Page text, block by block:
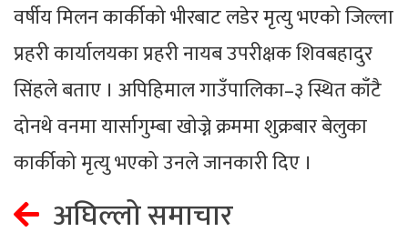
वर्षीय मिलन कार्कीको भीरबाट लडेर मृत्यु भएको जिल्ला
प्रहरी कार्यालयका प्रहरी नायब उपरीक्षक शिवबहादुर
सिंहले बताए । अपिहिमाल गाउँपालिका–३ स्थित काँटै
दोनथे वनमा यार्सागुम्बा खोज्ने क्रममा शुक्रबार बेलुका
कार्कीको मृत्यु भएको उनले जानकारी दिए ।
अघिल्लो समाचार